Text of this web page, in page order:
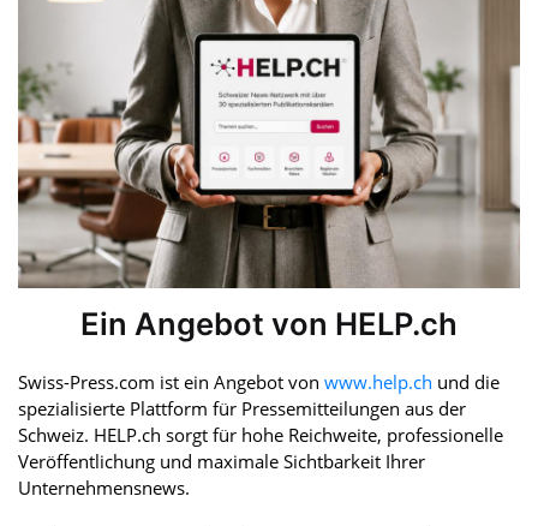
Ein Angebot von HELP.ch
Swiss-Press.com ist ein Angebot von www.help.ch und die
spezialisierte Plattform für Pressemitteilungen aus der
Schweiz. HELP.ch sorgt für hohe Reichweite, professionelle
Veröffentlichung und maximale Sichtbarkeit Ihrer
Unternehmensnews.